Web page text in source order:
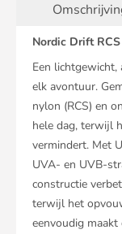
Nordic Drift
Een lichtgewicht,
elk avontuur.
nylon (RCS) en
hele dag, terwijl
vermindert. Met
UVA- en UVB-
constructie
terwijl het
eenvoudig